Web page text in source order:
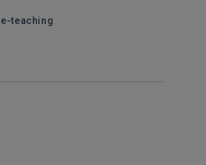
teaching